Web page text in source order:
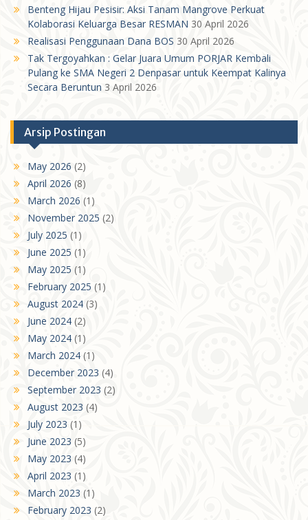
Benteng Hijau Pesisir: Aksi Tanam Mangrove Perkuat
Kolaborasi Keluarga Besar RESMAN 30 April 2026
Realisasi Penggunaan Dana BOS 30 April 2026
Tak Tergoyahkan : Gelar Juara Umum PORJAR Kembali
Pulang ke SMA Negeri 2 Denpasar untuk Keempat Kalinya
Secara Beruntun 3 April 2026
Arsip Postingan
May 2026 (2)
April 2026 (8)
March 2026 (1)
November 2025 (2)
July 2025 (1)
June 2025 (1)
May 2025 (1)
February 2025 (1)
August 2024 (3)
June 2024 (2)
May 2024 (1)
March 2024 (1)
December 2023 (4)
September 2023 (2)
August 2023 (4)
July 2023 (1)
June 2023 (5)
May 2023 (4)
April 2023 (1)
March 2023 (1)
February 2023 (2)